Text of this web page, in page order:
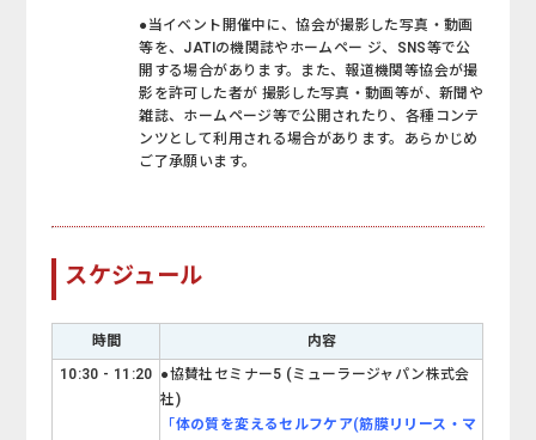
●当イベント開催中に、協会が撮影した写真・動画
等を、JATIの機関誌やホームペー ジ、SNS等で公
開する場合があります。また、報道機関等協会が撮
影を許可した者が 撮影した写真・動画等が、新聞や
雑誌、ホームページ等で公開されたり、各種コンテ
ンツとして利用される場合があります。あらかじめ
ご了承願います。
スケジュール
時間
内容
10:30 - 11:20 ●協賛社セミナー5 (ミューラージャパン株式会
社)
「 体の質を変えるセルフケア(筋膜リリース・マ